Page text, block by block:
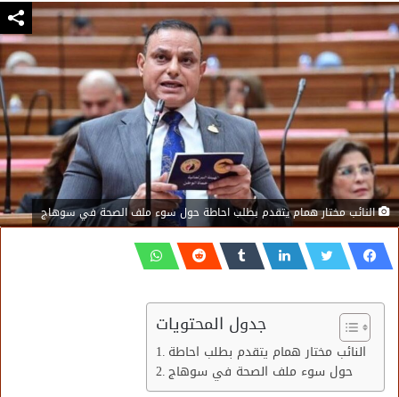
النائب مختار همام يتقدم بطلب احاطة حول سوء ملف الصحة في سوهاج
جدول المحتويات
النائب مختار همام يتقدم بطلب احاطة
حول سوء ملف الصحة في سوهاج